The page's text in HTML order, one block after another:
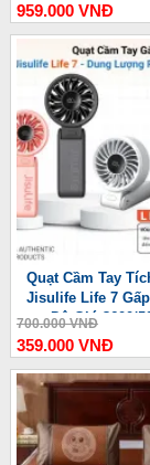
959.000 VNĐ
Quạt Cầm Tay
Jisulife Life 7
Độ Gió 3600/
700.000 VNĐ
359.000 VNĐ